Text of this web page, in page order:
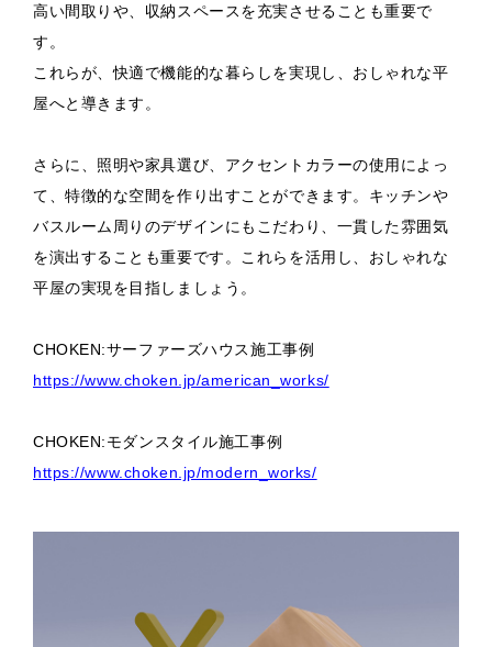
高い間取りや、収納スペースを充実させることも重要で
す。
これらが、快適で機能的な暮らしを実現し、おしゃれな平
屋へと導きます。
さらに、照明や家具選び、アクセントカラーの使用によっ
て、特徴的な空間を作り出すことができます。キッチンや
バスルーム周りのデザインにもこだわり、一貫した雰囲気
を演出することも重要です。これらを活用し、おしゃれな
平屋の実現を目指しましょう。
CHOKEN:サーファーズハウス施工事例
https://www.choken.jp/american_works/
CHOKEN:モダンスタイル施工事例
https://www.choken.jp/modern_works/